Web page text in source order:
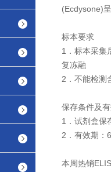
(Ecdysone)
标本要求
1．标本采集
复冻融
2．不能检测
保存条件及
1．试剂盒保
2．有效期：
本周热销